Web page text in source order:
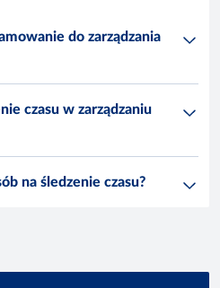
do zarządzania
czasu w zarządzaniu
na śledzenie czasu?